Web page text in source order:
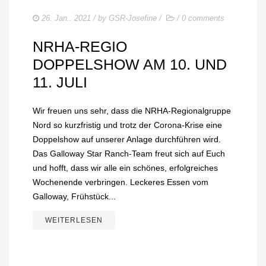
26. Jan.. 2021 / by GSR-Josefine / / 0 comments
NRHA-REGIO
DOPPELSHOW AM 10. UND
11. JULI
Wir freuen uns sehr, dass die NRHA-Regionalgruppe
Nord so kurzfristig und trotz der Corona-Krise eine
Doppelshow auf unserer Anlage durchführen wird.
Das Galloway Star Ranch-Team freut sich auf Euch
und hofft, dass wir alle ein schönes, erfolgreiches
Wochenende verbringen. Leckeres Essen vom
Galloway, Frühstück...
WEITERLESEN